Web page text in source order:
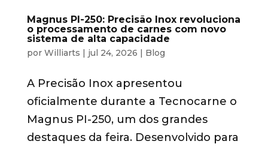
Magnus PI-250: Precisão Inox revoluciona
o processamento de carnes com novo
sistema de alta capacidade
por Williarts | jul 24, 2026 | Blog
A Precisão Inox apresentou
oficialmente durante a Tecnocarne o
Magnus PI-250, um dos grandes
destaques da feira. Desenvolvido para